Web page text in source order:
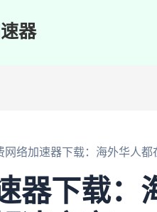
器
网络加速器下载：海外华人
器下载：